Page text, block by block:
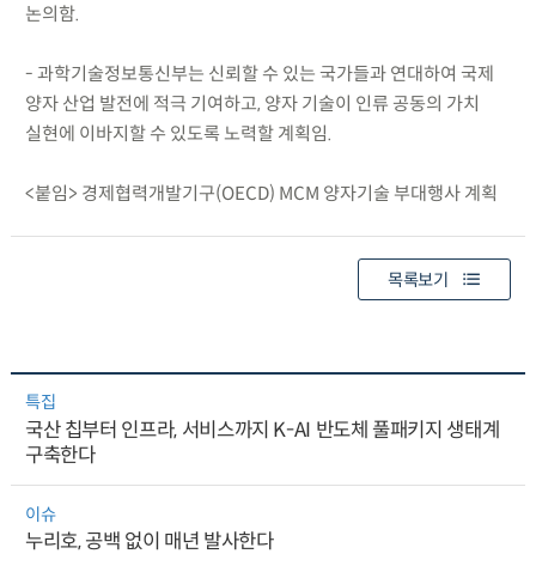
논의함.
- 과학기술정보통신부는 신뢰할 수 있는 국가들과 연대하여 국제
양자 산업 발전에 적극 기여하고, 양자 기술이 인류 공동의 가치
실현에 이바지할 수 있도록 노력할 계획임.
<붙임> 경제협력개발기구(OECD) MCM 양자기술 부대행사 계획
목록보기
특집
국산 칩부터 인프라, 서비스까지 K-AI 반도체 풀패키지 생태계
구축한다
이슈
누리호, 공백 없이 매년 발사한다